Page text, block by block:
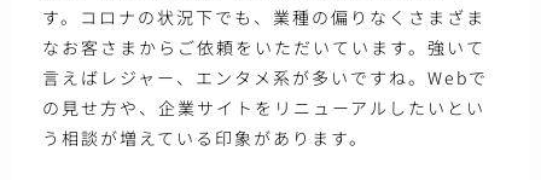
す。コロナの状況下でも、業種の偏りなくさまざま
なお客さまからご依頼をいただいています。強いて
言えばレジャー、エンタメ系が多いですね。Webで
の見せ方や、企業サイトをリニューアルしたいとい
う相談が増えている印象があります。